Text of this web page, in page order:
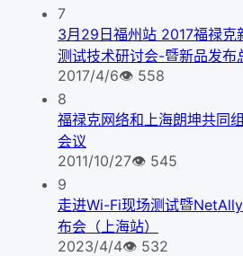
7
3月29日福州站 2017福禄克
测试技术研讨会-暨新品发布
2017/4/6👁 558
8
福禄克网络和上海朗坤共同
会议
2011/10/27👁 545
9
走进Wi-Fi现场测试暨
布会（上海站）
2023/4/4👁 532